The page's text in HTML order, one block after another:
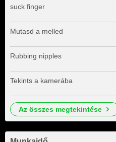
suck finger
Mutasd a melled
Rubbing nipples
Tekints a kamerába
az összes megtekintése